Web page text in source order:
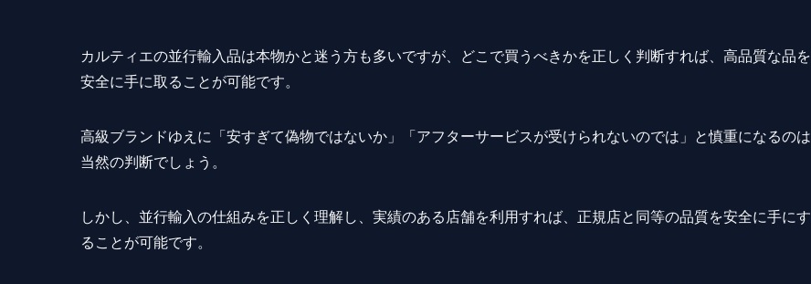
カルティエの並行輸入品は本物かと迷う方も多いですが、どこで買うべきかを正しく判断すれば、高品質な品を
安全に手に取ることが可能です。
高級ブランドゆえに「安すぎて偽物ではないか」「アフターサービスが受けられないのでは」と慎重になるのは
当然の判断でしょう。
しかし、並行輸入の仕組みを正しく理解し、実績のある店舗を利用すれば、正規店と同等の品質を安全に手にす
ることが可能です。